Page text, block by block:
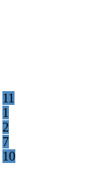
11
1
2
7
10